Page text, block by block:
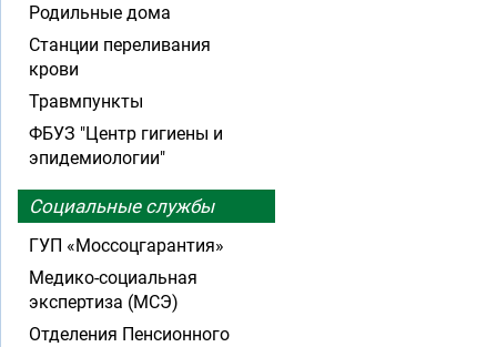
Родильные дома
Станции переливания
крови
Травмпункты
ФБУЗ "Центр гигиены и
эпидемиологии"
Социальные службы
ГУП «Моссоцгарантия»
Медико-социальная
экспертиза (МСЭ)
Отделения Пенсионного